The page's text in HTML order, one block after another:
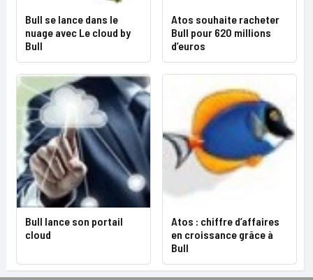
Bull se lance dans le
nuage avec Le cloud by
Bull
Atos souhaite racheter
Bull pour 620 millions
d’euros
Bull lance son portail
cloud
Atos : chiffre d’affaires
en croissance grâce à
Bull